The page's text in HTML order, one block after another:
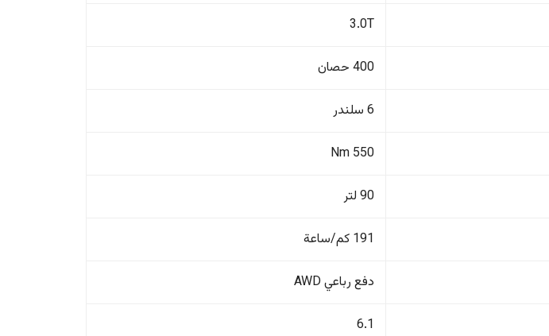
3.0T
400 حصان
6 سلندر
550 Nm
90 لتر
191 كم/ساعة
دفع رباعي AWD
6.1